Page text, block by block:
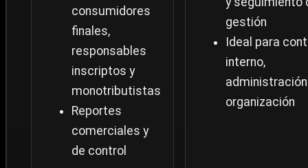
consumidores
finales,
responsables
inscriptos y
monotributistas
Reportes
comerciales y
de control
gestión
Ideal para
interno,
organización